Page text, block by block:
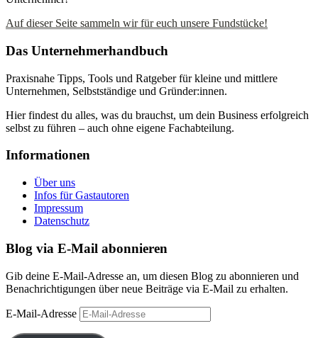
Auf dieser Seite sammeln wir für euch unsere Fundstücke!
Das Unternehmerhandbuch
Praxisnahe Tipps, Tools und Ratgeber für kleine und mittlere
Unternehmen, Selbstständige und Gründer:innen.
Hier findest du alles, was du brauchst, um dein Business erfolgreich
selbst zu führen – auch ohne eigene Fachabteilung.
Informationen
Über uns
Infos für Gastautoren
Impressum
Datenschutz
Blog via E-Mail abonnieren
Gib deine E-Mail-Adresse an, um diesen Blog zu abonnieren und
Benachrichtigungen über neue Beiträge via E-Mail zu erhalten.
E-Mail-Adresse